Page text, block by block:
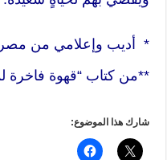
* أديب وإعلامي من مصر
**من كتاب “قهوة فاخرة لمزاجٍ
شارك هذا الموضوع: